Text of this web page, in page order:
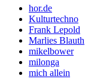
hor.de
Kulturtechno
Frank Lepold
Marlies Blauth
mikelbower
milonga
mich allein